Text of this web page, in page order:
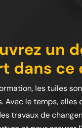
un
dans ce
les tuiles
Avec le temps,
travaux de